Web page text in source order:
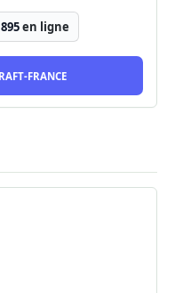
en ligne
FRANCE